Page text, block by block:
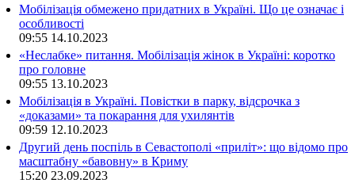
Мобілізація обмежено придатних в Україні. Що це означає і
особливості
09:55 14.10.2023
«Неслабке» питання. Мобілізація жінок в Україні: коротко
про головне
09:55 13.10.2023
Мобілізація в Україні. Повістки в парку, відсрочка з
«доказами» та покарання для ухилянтів
09:59 12.10.2023
Другий день поспіль в Севастополі «приліт»: що відомо про
масштабну «бавовну» в Криму
15:20 23.09.2023